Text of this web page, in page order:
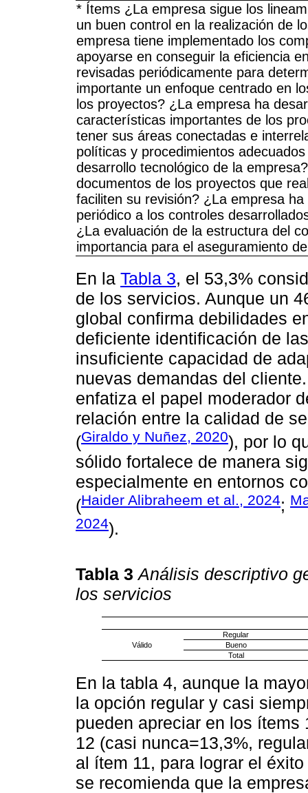
* Ítems ¿La empresa sigue los
un buen control en la realización de
empresa tiene implementado los
apoyarse en conseguir la eficiencia
revisadas periódicamente para
importante un enfoque centrado en
los proyectos? ¿La empresa ha
características importantes de los
tener sus áreas conectadas e
políticas y procedimientos
desarrollo tecnológico de la
documentos de los proyectos que
faciliten su revisión? ¿La empresa
periódico a los controles
¿La evaluación de la estructura del
importancia para el aseguramiento
En la Tabla 3, el 53,3%
de los servicios. Aunque un
global confirma debilidades
deficiente identificación de
insuficiente capacidad de
nuevas demandas del
enfatiza el papel moderador
relación entre la calidad de
(Giraldo y Nuñez, 2020), por lo
sólido fortalece de manera
especialmente en entornos
(Haider Alibraheem et al., 2024;
2024).
Tabla 3Análisis descriptivo
los servicios
Válido
Regular
Bueno
Total
En la tabla 4, aunque la
la opción regular y casi
pueden apreciar en los ítems
12 (casi nunca=13,3%,
al ítem 11, para lograr el
se recomienda que la